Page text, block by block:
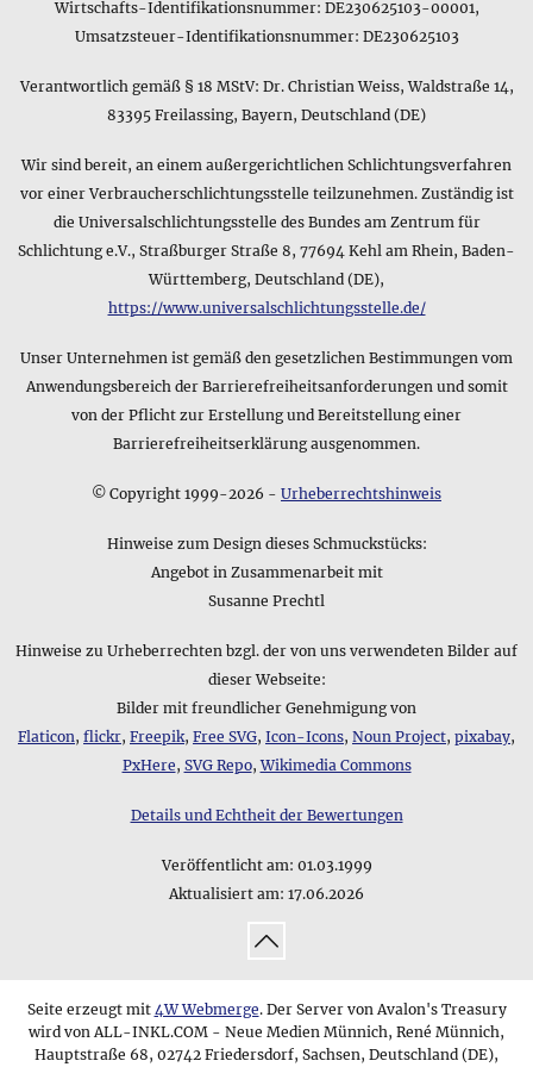
Produkt Gefasstes Bernsteinquadrat • Ohrstecker lautet
folgendermaßen: 1 g
Gibt es eine kurze Zusammenfassung zum Material des
Produkts Gefasstes Bernsteinquadrat • Ohrstecker?
Ohrstecker enthält als Kurzfassung für das Material
folgendes: Sterling Silber 925 & Bernstein. Bitte beachten
Sie, dass diese Angabe nur die Hauptbestandteile des
Produkts umfasst - für weitere Details können Sie die genaue
Beschreibung des Produktmaterials weiter oben auf dieser
Seite verwenden, die z.B. auch Hinweise zu optischen
Eigenschaften des Produkts enthalten kann.
Wirtschafts-Identifikationsnummer: DE230625103-00001,
Umsatzsteuer-Identifikationsnummer: DE230625103
Verantwortlich gemäß § 18 MStV: Dr. Christian Weiss, Waldstraße 14,
83395 Freilassing, Bayern, Deutschland (DE)
Wir sind bereit, an einem außergerichtlichen Schlichtungsverfahren
vor einer Verbraucherschlichtungsstelle teilzunehmen. Zuständig ist
die Universalschlichtungsstelle des Bundes am Zentrum für
Schlichtung e.V., Straßburger Straße 8, 77694 Kehl am Rhein, Baden-
Württemberg, Deutschland (DE),
https://www.universalschlichtungsstelle.de/
Unser Unternehmen ist gemäß den gesetzlichen Bestimmungen vom
Anwendungsbereich der Barrierefreiheitsanforderungen und somit
von der Pflicht zur Erstellung und Bereitstellung einer
Barrierefreiheitserklärung ausgenommen.
© Copyright 1999-2026 - Urheberrechtshinweis
Hinweise zum Design dieses Schmuckstücks:
Angebot in Zusammenarbeit mit
Susanne Prechtl
Hinweise zu Urheberrechten bzgl. der von uns verwendeten Bilder auf
dieser Webseite:
Bilder mit freundlicher Genehmigung von
Flaticon, flickr, Freepik, Free SVG, Icon-Icons, Noun Project, pixabay,
PxHere, SVG Repo,Wikimedia Commons
Details und Echtheit der Bewertungen
Veröffentlicht am: 01.03.1999
Aktualisiert am: 17.06.2026
↑
Seite erzeugt mit 4W Webmerge. Der Server von Avalon's Treasury
wird von ALL-INKL.COM - Neue Medien Münnich, René Münnich,
Hauptstraße 68, 02742 Friedersdorf, Sachsen, Deutschland (DE),